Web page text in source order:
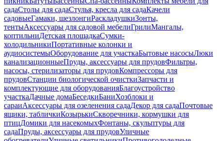
садаСтолы для садаСтулья, кресла для садаКачели
садовыеГамаки, шезлонгиРаскладушкиЗонты,
тентыАксессуары для садовой мебелиГрилиМангалы,
коптильниДетская площадкаСумки-
холодильникиПортативные колонки и
аудиосистемыОборудование для участкаБытовые насосыЛюки
канализационныеПруды, аксессуары для прудовФильтры,
насосы, стерилизаторы для прудовКомпрессоры для
прудовСтанции биологической очисткиЗапчасти и
комплектующие для оборудованияБлагоустройство
участкаДачные домаБеседкиБаниХозблоки и
сараиАксессуары для озеленения садаДекор для садаПочтовые
ящики, табличкиКозырькиСкворечники, кормушки для
птицДомики для насекомыхФонтаны, скульптуры для
садаПруды, аксессуары для прудовУличные